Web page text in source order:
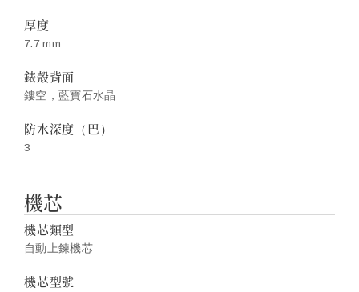
厚度
7.7 mm
錶殼背面
鏤空，藍寶石水晶
防水深度（巴）
3
機芯
機芯類型
自動上鍊機芯
機芯型號